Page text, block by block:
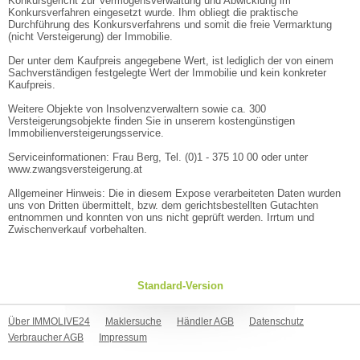
Konkursverfahren eingesetzt wurde. Ihm obliegt die praktische
Durchführung des Konkursverfahrens und somit die freie Vermarktung
(nicht Versteigerung) der Immobilie.
Der unter dem Kaufpreis angegebene Wert, ist lediglich der von einem
Sachverständigen festgelegte Wert der Immobilie und kein konkreter
Kaufpreis.
Weitere Objekte von Insolvenzverwaltern sowie ca. 300
Versteigerungsobjekte finden Sie in unserem kostengünstigen
Immobilienversteigerungsservice.
Serviceinformationen: Frau Berg, Tel. (0)1 - 375 10 00 oder unter
www.zwangsversteigerung.at
Allgemeiner Hinweis: Die in diesem Expose verarbeiteten Daten wurden
uns von Dritten übermittelt, bzw. dem gerichtsbestellten Gutachten
entnommen und konnten von uns nicht geprüft werden. Irrtum und
Zwischenverkauf vorbehalten.
Standard-Version
Über IMMOLIVE24 Maklersuche Händler AGB
Datenschutz
Verbraucher AGB
Impressum